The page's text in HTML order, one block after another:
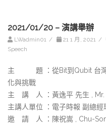
2021/01/20 – 演講舉辦
LWadmin01 / 21 1 月, 2021 /
Speech
主 題 ：從Bit到Qubit 台灣
化與挑戰
主 講 人 ：黃逸平 先生 , Mr.
主講人單位 ：電子時報 副總經
邀 請 人 ：陳祝嵩 , Chu-